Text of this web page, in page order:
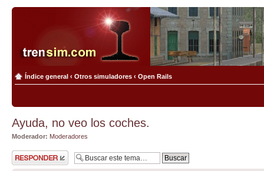
Índice general ‹ Otros simuladores ‹ Open Rails
Ayuda, no veo los coches.
Moderador: Moderadores
Publicar una
respuesta